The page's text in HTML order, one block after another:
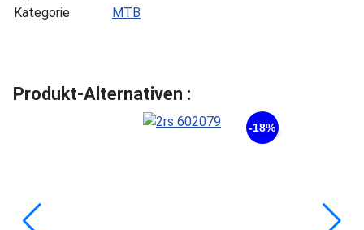
Kategorie
MTB
Produkt-Alternativen :
-18%